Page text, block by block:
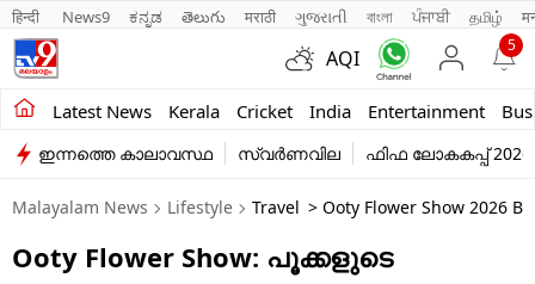
हिन्दी News9 ಕನ್ನಡ తెలుగు मराठी ગુજરાતી বাংলা ਪੰਜਾਬੀ தமிழ்
AQI
5
Latest News Kerala Cricket India Entertainment
Kerala
India
Entertainment
Business
ഇന്നത്തെ കാലാവസ്ഥ സ്വർണവില ഫിഫ ലോകകപ്പ് 2026
Malayalam News Lifestyle Travel > Ooty Flower Show 2026
Ooty Flower Show: പൂക്കളുടെ